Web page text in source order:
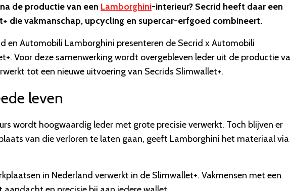
de productie van een Lamborghini-interieur? Secrid heeft daar een
die vakmanschap, upcycling en supercar-erfgoed combineert.
en Automobili Lamborghini presenteren de Secrid x Automobili
Voor deze samenwerking wordt overgebleven leder uit de productie
tot een nieuwe uitvoering van Secrids Slimwallet+.
leven
wordt hoogwaardig leder met grote precisie verwerkt. Toch blijven er
van die verloren te laten gaan, geeft Lamborghini het materiaal via
in Nederland verwerkt in de Slimwallet+. Vakmensen met een